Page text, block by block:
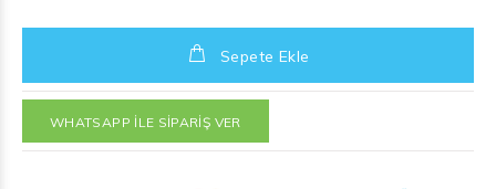
Sepete Ekle
WHATSAPP İLE SİPARİŞ VER